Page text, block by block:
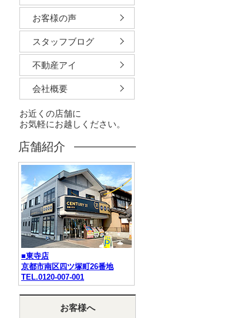
お客様の声
スタッフブログ
不動産アイ
会社概要
お近くの店舗に
お気軽にお越しください。
店舗紹介
■東寺店
京都市南区四ツ塚町26番地
TEL.0120-007-001
お客様へ